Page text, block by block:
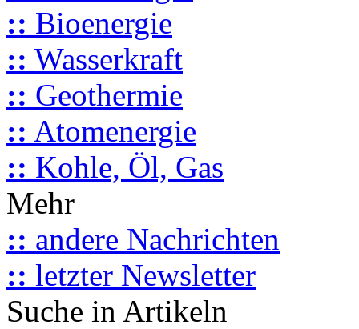
:: Bioenergie
:: Wasserkraft
:: Geothermie
:: Atomenergie
:: Kohle, Öl, Gas
Mehr
:: andere Nachrichten
:: letzter Newsletter
Suche in Artikeln